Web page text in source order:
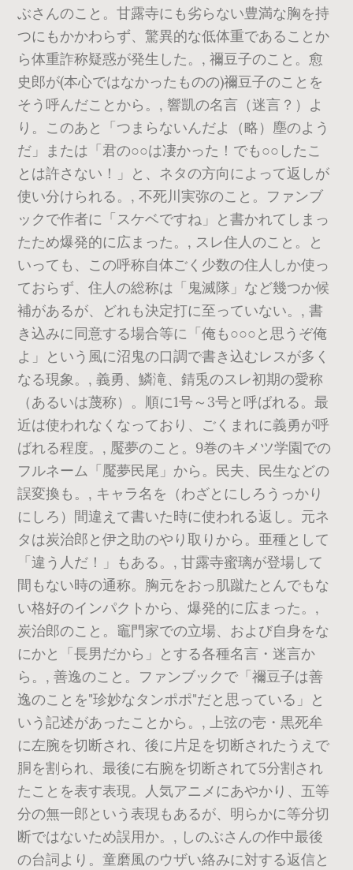
ぶさんのこと。甘露寺にも劣らない豊満な胸を持
つにもかかわらず、驚異的な低体重であることか
ら体重詐称疑惑が発生した。, 禰豆子のこと。愈
史郎が(本心ではなかったものの)禰豆子のことを
そう呼んだことから。, 響凱の名言（迷言？）よ
り。このあと「つまらないんだよ（略）塵のよう
だ」または「君の○○は凄かった！でも○○したこ
とは許さない！」と、ネタの方向によって返しが
使い分けられる。, 不死川実弥のこと。ファンブ
ックで作者に「スケベですね」と書かれてしまっ
たため爆発的に広まった。, スレ住人のこと。と
いっても、この呼称自体ごく少数の住人しか使っ
ておらず、住人の総称は「鬼滅隊」など幾つか候
補があるが、どれも決定打に至っていない。, 書
き込みに同意する場合等に「俺も○○○と思うぞ俺
よ」という風に沼鬼の口調で書き込むレスが多く
なる現象。, 義勇、鱗滝、錆兎のスレ初期の愛称
（あるいは蔑称）。順に1号～3号と呼ばれる。最
近は使われなくなっており、ごくまれに義勇が呼
ばれる程度。, 魘夢のこと。9巻のキメツ学園での
フルネーム「魘夢民尾」から。民夫、民生などの
誤変換も。, キャラ名を（わざとにしろうっかり
にしろ）間違えて書いた時に使われる返し。元ネ
タは炭治郎と伊之助のやり取りから。亜種として
「違う人だ！」もある。, 甘露寺蜜璃が登場して
間もない時の通称。胸元をおっ肌蹴たとんでもな
い格好のインパクトから、爆発的に広まった。,
炭治郎のこと。竈門家での立場、および自身をな
にかと「長男だから」とする各種名言・迷言か
ら。, 善逸のこと。ファンブックで「禰豆子は善
逸のことを"珍妙なタンポポ"だと思っている」と
いう記述があったことから。, 上弦の壱・黒死牟
に左腕を切断され、後に片足を切断されたうえで
胴を割られ、最後に右腕を切断されて5分割され
たことを表す表現。人気アニメにあやかり、五等
分の無一郎という表現もあるが、明らかに等分切
断ではないため誤用か。, しのぶさんの作中最後
の台詞より。童磨風のウザい絡みに対する返信と